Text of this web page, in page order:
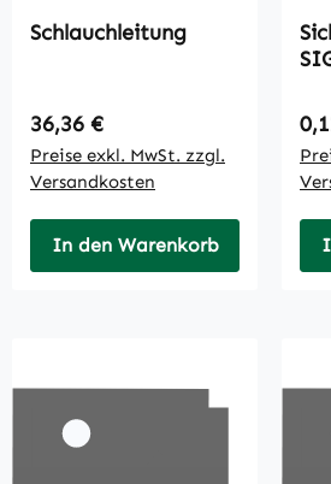
Schlauchleitung
Regulärer Preis:
36,36 €
Preise exkl. MwSt. zzgl.
Versandkosten
In den Warenkorb